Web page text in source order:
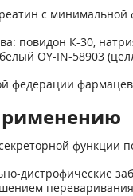
с минимальной
повидон К-30,
OY-IN-58903
федерации
функции
дистрофические